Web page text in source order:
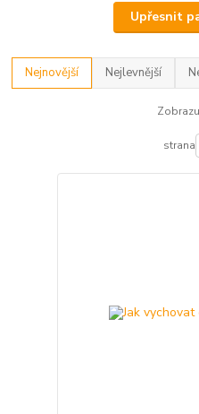
Upřesnit
Nejnovější Nejlevnější
strana